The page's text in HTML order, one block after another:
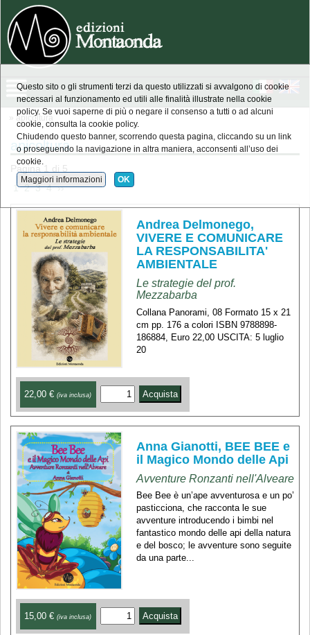
» apicoltura
apicoltura
Pagina 1 di 5
1 2 3 4 ››
Andrea Delmonego,
VIVERE E COMUNICARE
LA RESPONSABILITA'
AMBIENTALE
Le strategie del prof.
Mezzabarba
Collana Panorami, 08 Formato 15 x 21
cm pp. 176 a colori ISBN 9788898-
186884, Euro 22,00 USCITA: 5 luglio
20
22,00 € (iva inclusa)
Anna Gianotti, BEE BEE e
il Magico Mondo delle Api
Avventure Ronzanti nell'Alveare
Bee Bee è un’ape avventurosa e un po’
pasticciona, che racconta le sue
avventure introducendo i bimbi nel
fantastico mondo delle api della natura
e del bosco; le avventure sono seguite
da una parte...
15,00 € (iva inclusa)
Questo sito o gli strumenti terzi da questo utilizzati si avvalgono di cookie
necessari al funzionamento ed utili alle finalità illustrate nella cookie
policy. Se vuoi saperne di più o negare il consenso a tutti o ad alcuni
cookie, consulta la cookie policy.
Chiudendo questo banner, scorrendo questa pagina, cliccando su un link
o proseguendo la navigazione in altra maniera, acconsenti all’uso dei
cookie.
Maggiori informazioni OK